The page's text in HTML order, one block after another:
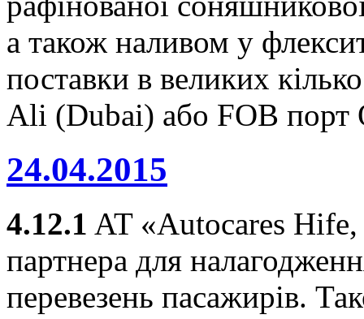
а також наливом у
поставки в великих
Ali (Dubai) або FOB порт
24.04.2015
4.12.1 AT «Autocares
партнера для
перевезень пасажирів.